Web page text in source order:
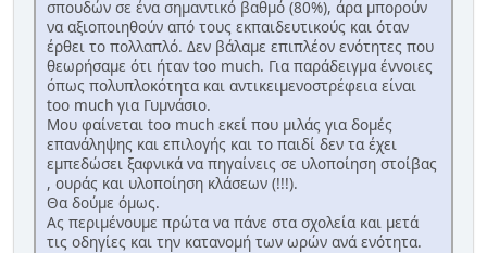
σπουδών σε ένα σημαντικό βαθμό (80%), άρα μπορούν
να αξιοποιηθούν από τους εκπαιδευτικούς και όταν
έρθει το πολλαπλό. Δεν βάλαμε επιπλέον ενότητες που
θεωρήσαμε ότι ήταν too much. Για παράδειγμα έννοιες
όπως πολυπλοκότητα και αντικειμενοστρέφεια είναι
too much για Γυμνάσιο.
Μου φαίνεται too much εκεί που μιλάς για δομές
επανάληψης και επιλογής και το παιδί δεν τα έχει
εμπεδώσει ξαφνικά να πηγαίνεις σε υλοποίηση στοίβας
, ουράς και υλοποίηση κλάσεων (!!!).
Θα δούμε όμως.
Ας περιμένουμε πρώτα να πάνε στα σχολεία και μετά
τις οδηγίες και την κατανομή των ωρών ανά ενότητα.